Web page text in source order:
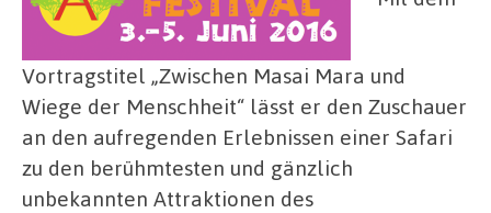
Vortragstitel „Zwischen Masai Mara und
Wiege der Menschheit“ lässt er den Zuschauer
an den aufregenden Erlebnissen einer Safari
zu den berühmtesten und gänzlich
unbekannten Attraktionen des